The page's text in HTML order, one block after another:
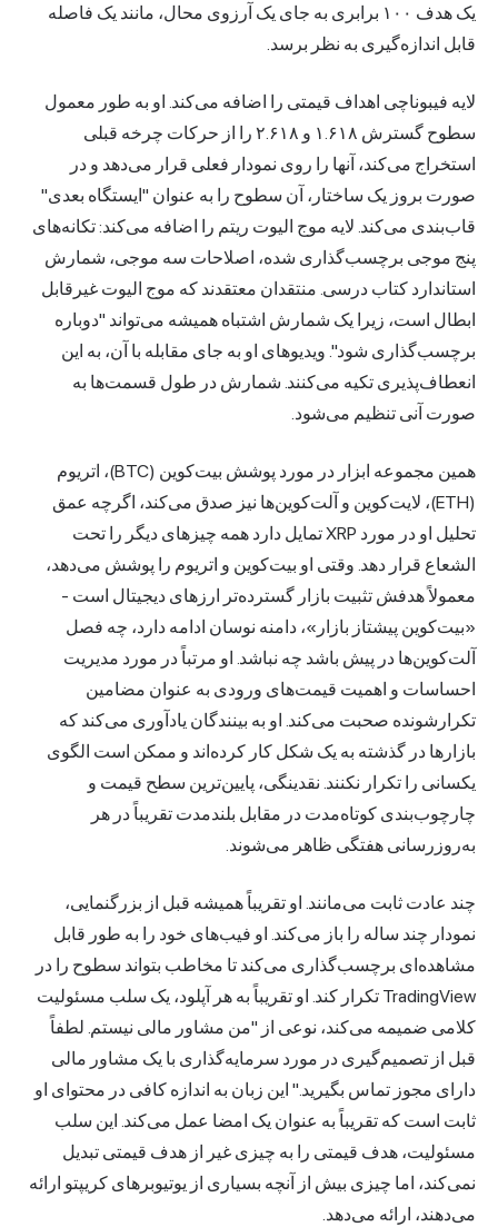
یک هدف ۱۰۰ برابری به جای یک آرزوی محال، مانند یک فاصله
قابل اندازه‌گیری به نظر برسد.
لایه فیبوناچی اهداف قیمتی را اضافه می‌کند. او به طور معمول
سطوح گسترش ۱.۶۱۸ و ۲.۶۱۸ را از حرکات چرخه قبلی
استخراج می‌کند، آنها را روی نمودار فعلی قرار می‌دهد و در
صورت بروز یک ساختار، آن سطوح را به عنوان "ایستگاه بعدی"
قاب‌بندی می‌کند. لایه موج الیوت ریتم را اضافه می‌کند: تکانه‌های
پنج موجی برچسب‌گذاری شده، اصلاحات سه موجی، شمارش
استاندارد کتاب درسی. منتقدان معتقدند که موج الیوت غیرقابل
ابطال است، زیرا یک شمارش اشتباه همیشه می‌تواند "دوباره
برچسب‌گذاری شود". ویدیوهای او به جای مقابله با آن، به این
انعطاف‌پذیری تکیه می‌کنند. شمارش در طول قسمت‌ها به
صورت آنی تنظیم می‌شود.
همین مجموعه ابزار در مورد پوشش بیت‌کوین (BTC)، اتریوم
(ETH)، لایت‌کوین و آلت‌کوین‌ها نیز صدق می‌کند، اگرچه عمق
تحلیل او در مورد XRP تمایل دارد همه چیزهای دیگر را تحت
الشعاع قرار دهد. وقتی او بیت‌کوین و اتریوم را پوشش می‌دهد،
معمولاً هدفش تثبیت بازار گسترده‌تر ارزهای دیجیتال است -
«بیت‌کوین پیشتاز بازار»، دامنه نوسان ادامه دارد، چه فصل
آلت‌کوین‌ها در پیش باشد چه نباشد. او مرتباً در مورد مدیریت
احساسات و اهمیت قیمت‌های ورودی به عنوان مضامین
تکرارشونده صحبت می‌کند. او به بینندگان یادآوری می‌کند که
بازارها در گذشته به یک شکل کار کرده‌اند و ممکن است الگوی
یکسانی را تکرار نکنند. نقدینگی، پایین‌ترین سطح قیمت و
چارچوب‌بندی کوتاه‌مدت در مقابل بلندمدت تقریباً در هر
به‌روزرسانی هفتگی ظاهر می‌شوند.
چند عادت ثابت می‌مانند. او تقریباً همیشه قبل از بزرگنمایی،
نمودار چند ساله را باز می‌کند. او فیب‌های خود را به طور قابل
مشاهده‌ای برچسب‌گذاری می‌کند تا مخاطب بتواند سطوح را در
TradingView تکرار کند. او تقریباً به هر آپلود، یک سلب مسئولیت
کلامی ضمیمه می‌کند، نوعی از "من مشاور مالی نیستم. لطفاً
قبل از تصمیم‌گیری در مورد سرمایه‌گذاری با یک مشاور مالی
دارای مجوز تماس بگیرید." این زبان به اندازه کافی در محتوای او
ثابت است که تقریباً به عنوان یک امضا عمل می‌کند. این سلب
مسئولیت، هدف قیمتی را به چیزی غیر از هدف قیمتی تبدیل
نمی‌کند، اما چیزی بیش از آنچه بسیاری از یوتیوبرهای کریپتو ارائه
می‌دهند، ارائه می‌دهد.